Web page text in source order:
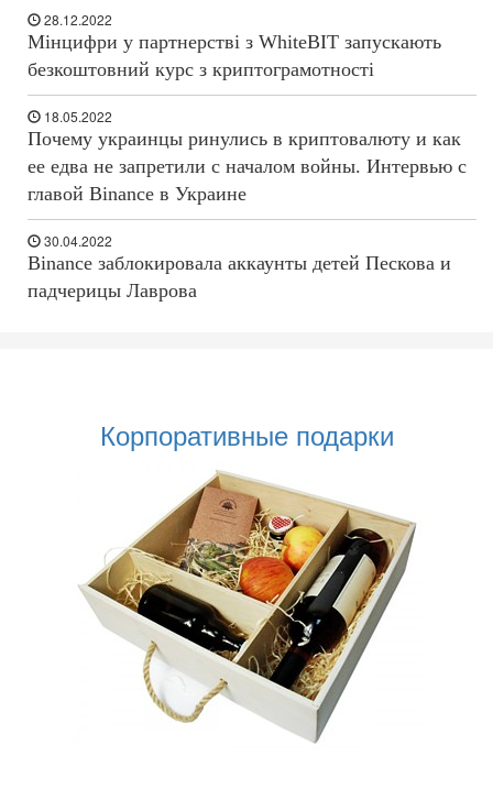
28.12.2022
Мінцифри у партнерстві з WhiteBIT запускають
безкоштовний курс з криптограмотності
18.05.2022
Почему украинцы ринулись в криптовалюту и как
ее едва не запретили с началом войны. Интервью с
главой Binance в Украине
30.04.2022
Binance заблокировала аккаунты детей Пескова и
падчерицы Лаврова
Корпоративные подарки